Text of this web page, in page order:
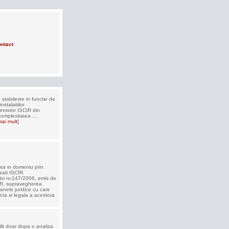
stabileste in functie de
ISCIR din
...
mult]
in domeniu prin
ISCIR.
nr.147/2006, emis de
supravegherea
juridice cu care
si legala a acestora
doar dupa o analiza